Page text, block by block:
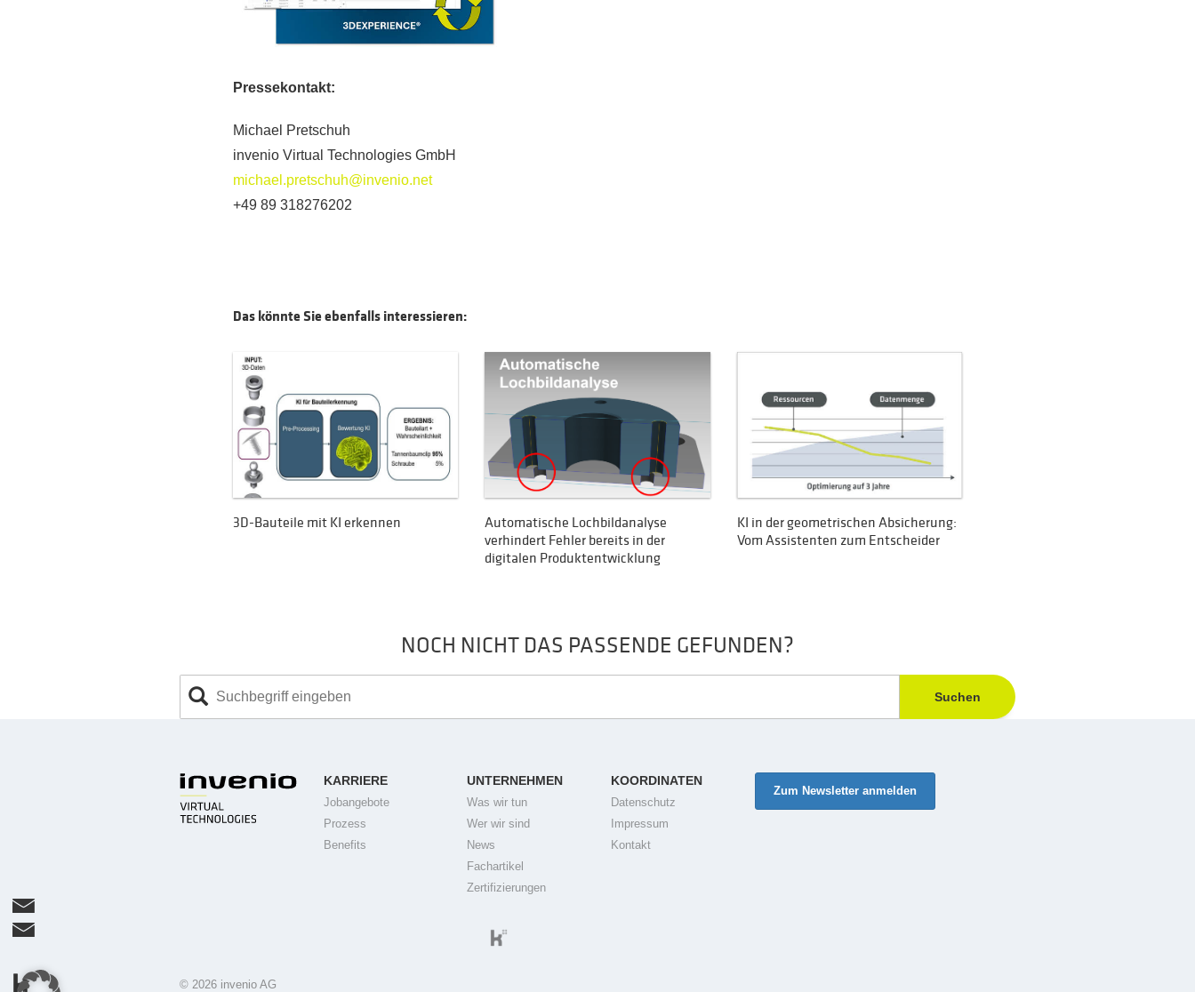
Pressekontakt:
Michael Pretschuh
invenio Virtual Technologies GmbH
michael.pretschuh@invenio.net
+49 89 318276202
Das könnte Sie ebenfalls interessieren:
3D-Bauteile mit KI erkennen
Automatische Lochbildanalyse
verhindert Fehler bereits in der
digitalen Produktentwicklung
KI in der geometrischen Absicherung:
Vom Assistenten zum Entscheider
NOCH NICHT DAS PASSENDE GEFUNDEN?
Suchen
KARRIERE
Jobangebote
Prozess
Benefits
UNTERNEHMEN
Was wir tun
Wer wir sind
News
Fachartikel
Zertifizierungen
KOORDINATEN
Datenschutz
Impressum
Kontakt
Zum Newsletter anmelden
© 2026 invenio AG